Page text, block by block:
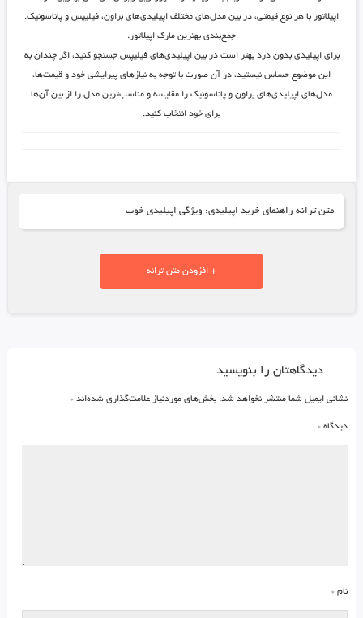
اپیلاتور با هر نوع قیمتی، در بین مدل‌های مختلف اپیلیدی‌های براون، فیلیپس و پاناسونیک.
جمع‌بندی بهترین مارک اپیلاتور:
برای اپیلیدی بدون درد بهتر است در بین اپیلیدی‌های فیلیپس جستجو کنید، اگر چندان به
این موضوع حساس نیستید، در آن صورت با توجه به نیازهای پیرایشی خود و قیمت‌ها،
مدل‌های اپیلیدی‌های براون و پاناسونیک را مقایسه و مناسب‌ترین مدل را از بین آن‌ها
برای خود انتخاب کنید.
متن ترانه راهنمای خرید اپیلیدی: ویژگی اپیلیدی خوب
+ افزودن متن ترانه
دیدگاهتان را بنویسید
نشانی ایمیل شما منتشر نخواهد شد. بخش‌های موردنیاز علامت‌گذاری شده‌اند *
دیدگاه *
نام *